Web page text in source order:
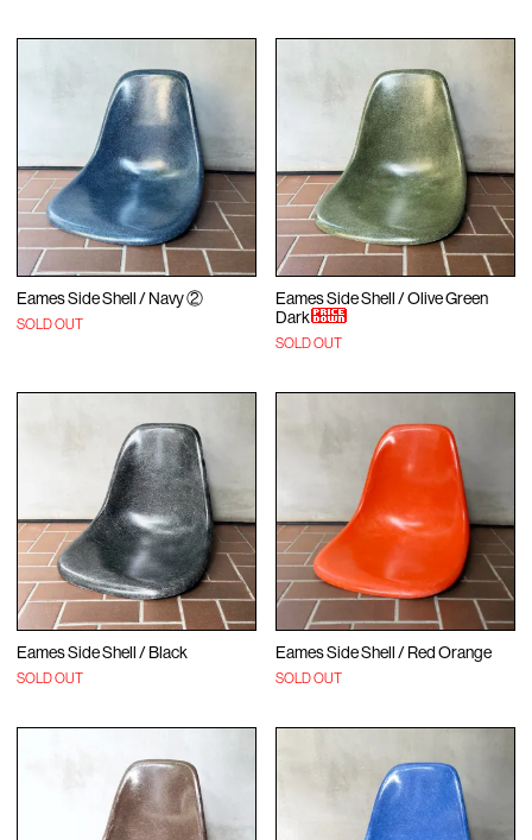
Eames Side Shell / Navy ②
SOLD OUT
Eames Side Shell / Olive Green
Dark
SOLD OUT
Eames Side Shell / Black
SOLD OUT
Eames Side Shell / Red Orange
SOLD OUT